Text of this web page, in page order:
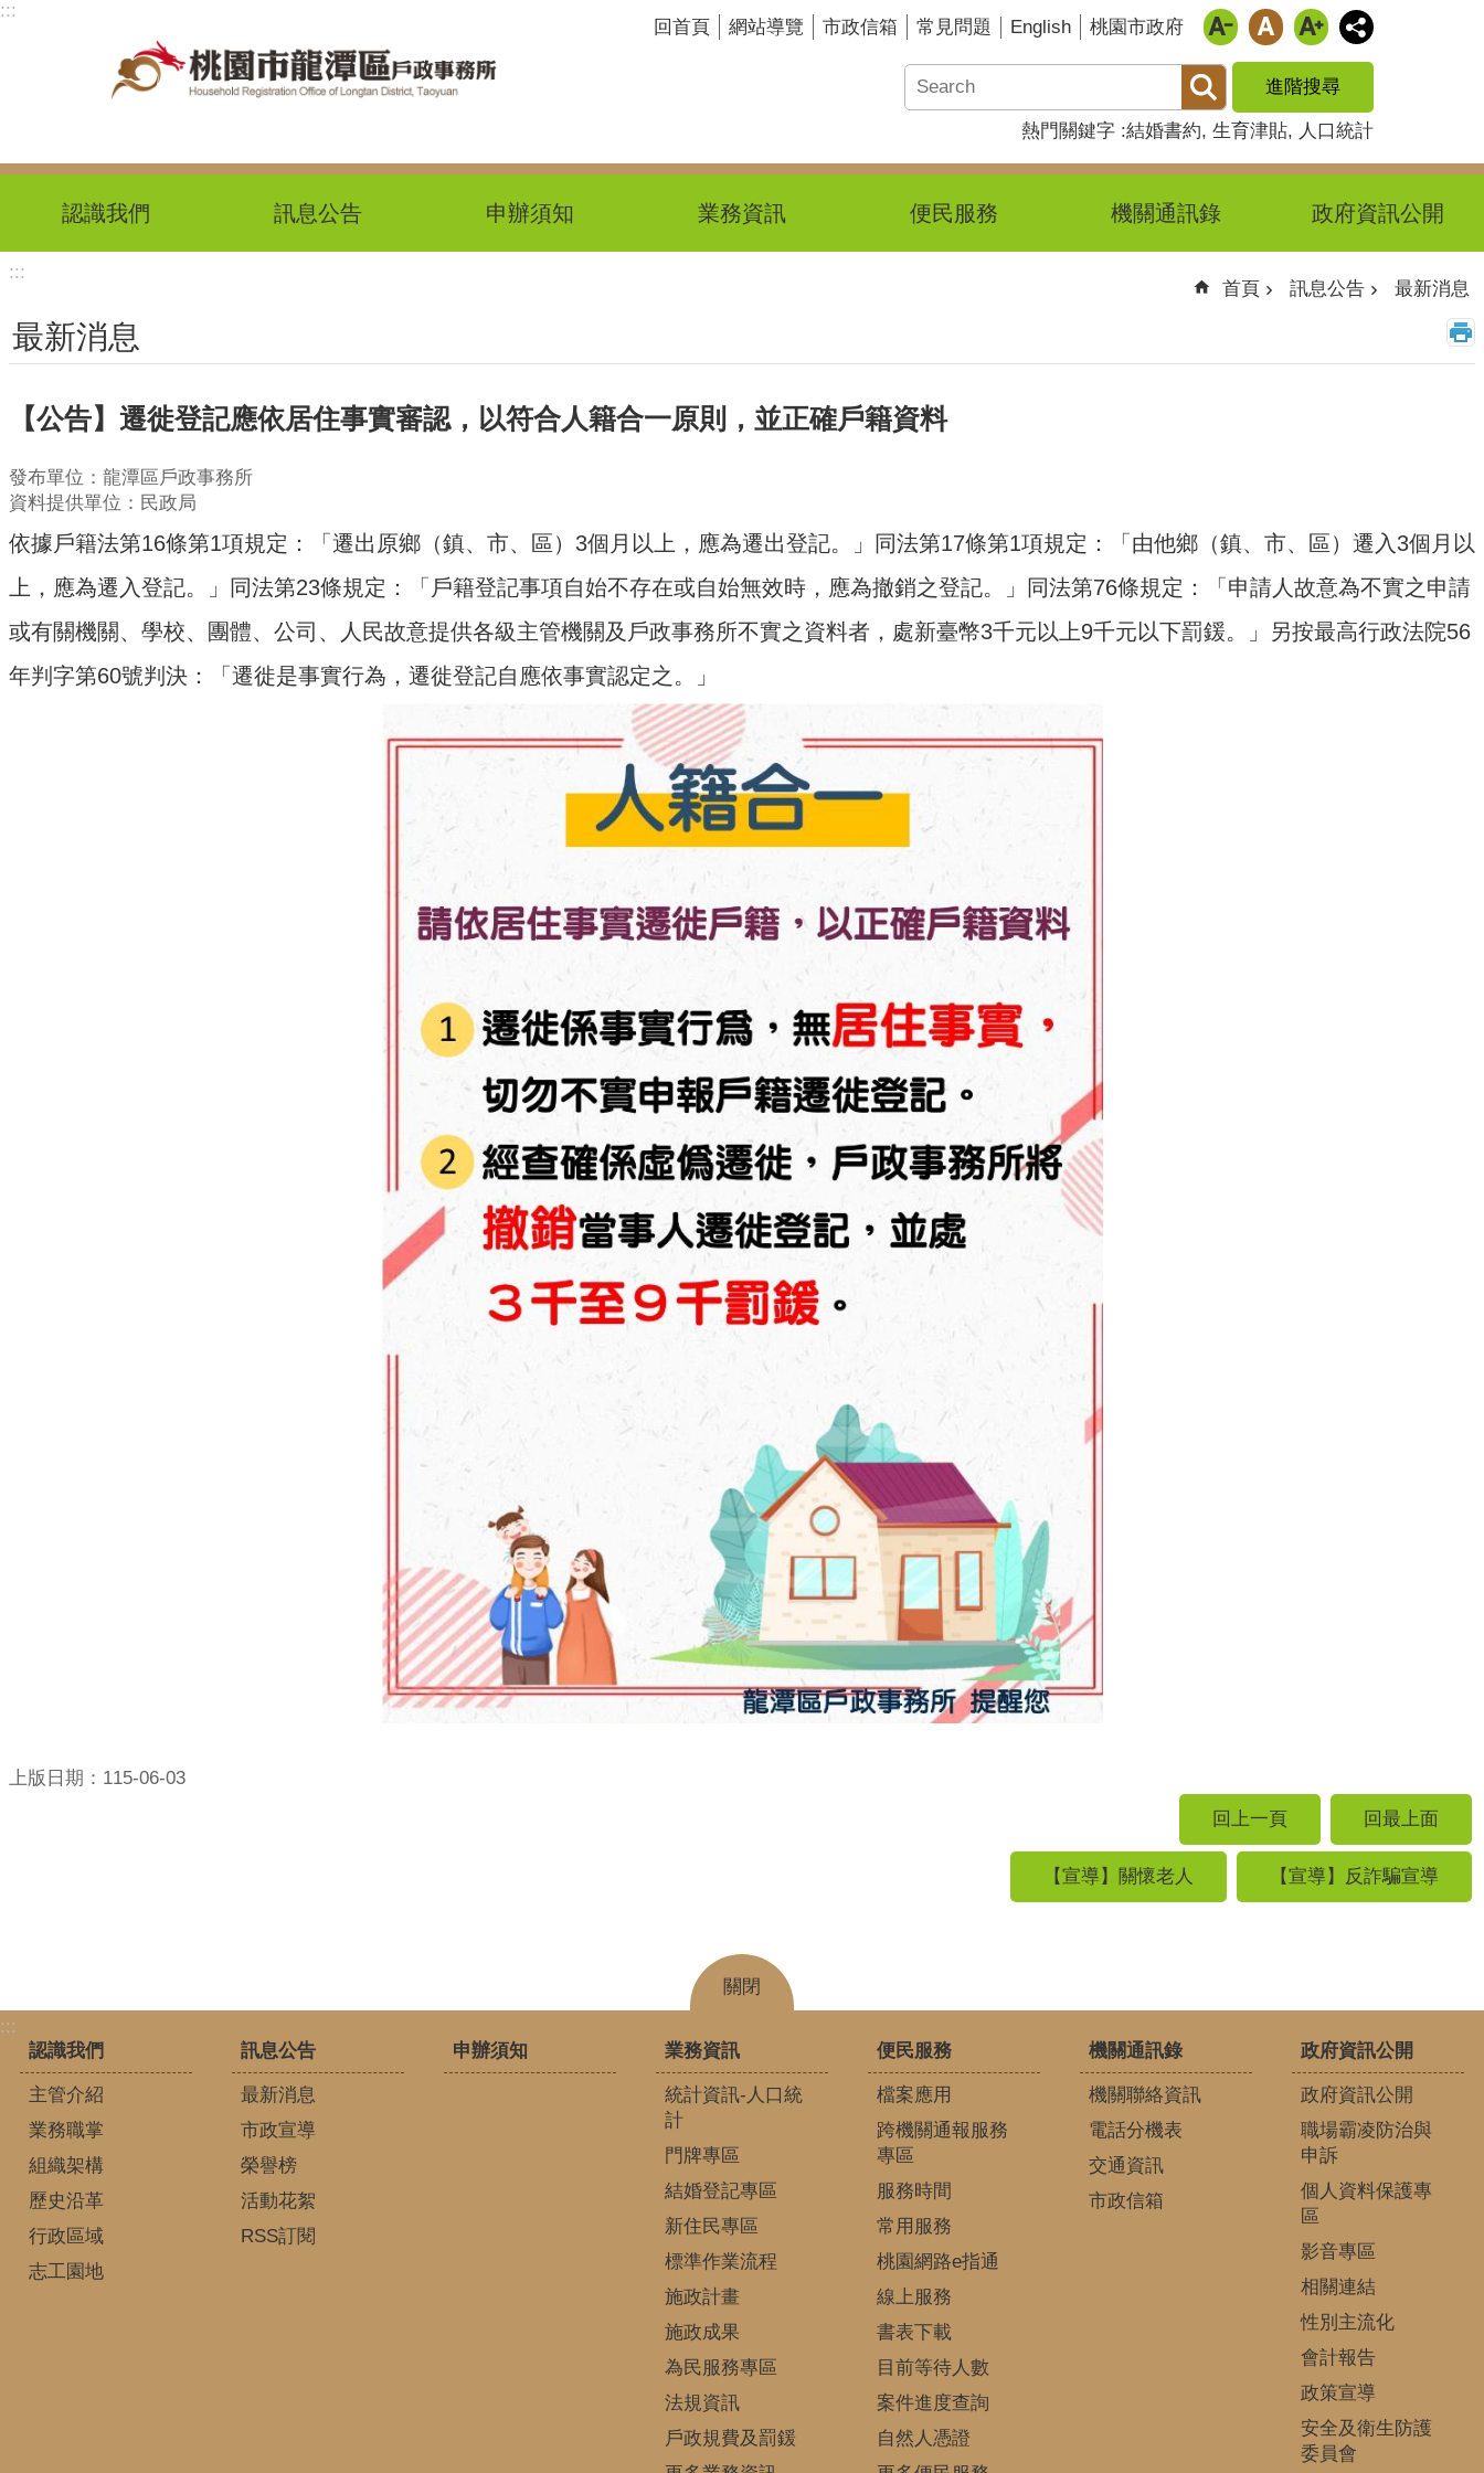
跳到主要內容區塊
:::
回首頁 網站導覽 市政信箱 常見問題 English 桃園市政府
進階搜尋
熱門關鍵字 結婚書約 生育津貼 人口統計
認識我們 訊息公告 申辦須知 業務資訊 便民服務 機關通訊錄 政府資訊公開
:::
首頁 訊息公告 最新消息
最新消息
【公告】遷徙登記應依居住事實審認，以符合人籍合一原則，並正確戶籍資料
發布單位：龍潭區戶政事務所
資料提供單位：民政局
依據戶籍法第16條第1項規定：「遷出原鄉（鎮、市、區）3個月以上，應為遷出登記。」同法第17條第1項規定：「由他鄉（鎮、市、區）遷入3個月以
上，應為遷入登記。」同法第23條規定：「戶籍登記事項自始不存在或自始無效時，應為撤銷之登記。」同法第76條規定：「申請人故意為不實之申請
或有關機關、學校、團體、公司、人民故意提供各級主管機關及戶政事務所不實之資料者，處新臺幣3千元以上9千元以下罰鍰。」另按最高行政法院56
年判字第60號判決：「遷徙是事實行為，遷徙登記自應依事實認定之。」
上版日期：115-06-03
回上一頁
回最上面
【宣導】關懷老人 【宣導】反詐騙宣導
關閉
:::
認識我們
主管介紹
業務職掌
組織架構
歷史沿革
行政區域
志工園地
訊息公告
最新消息
市政宣導
榮譽榜
活動花絮
RSS訂閱
申辦須知 業務資訊
統計資訊-人口統
計
門牌專區
結婚登記專區
新住民專區
標準作業流程
施政計畫
施政成果
為民服務專區
法規資訊
戶政規費及罰鍰
便民服務
檔案應用
跨機關通報服務
專區
服務時間
常用服務
桃園網路e指通
線上服務
書表下載
目前等待人數
案件進度查詢
自然人憑證
機關通訊錄
機關聯絡資訊
電話分機表
交通資訊
市政信箱
政府資訊公開
政府資訊公開
職場霸凌防治與
申訴
個人資料保護專
區
影音專區
相關連結
性別主流化
會計報告
政策宣導
安全及衛生防護
委員會